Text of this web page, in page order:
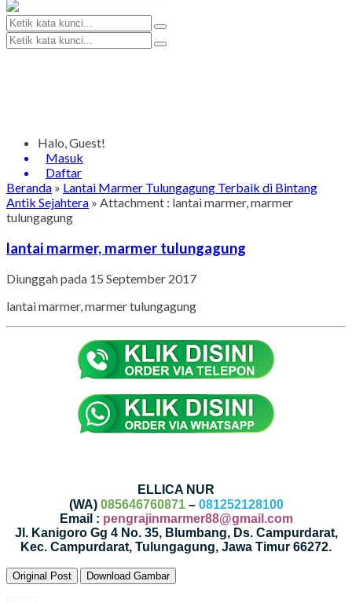
Halo, Guest!
Masuk
Daftar
Beranda » Lantai Marmer Tulungagung Terbaik di Bintang
Antik Sejahtera » Attachment : lantai marmer, marmer
tulungagung
lantai marmer, marmer tulungagung
Diunggah pada 15 September 2017
lantai marmer, marmer tulungagung
ELLICA NUR
(WA) 085646760871– 081252128100
Email : pengrajinmarmer88@gmail.com
Jl. Kanigoro Gg 4 No. 35, Blumbang, Ds. Campurdarat,
Kec. Campurdarat, Tulungagung, Jawa Timur 66272.
Original Post Download Gambar